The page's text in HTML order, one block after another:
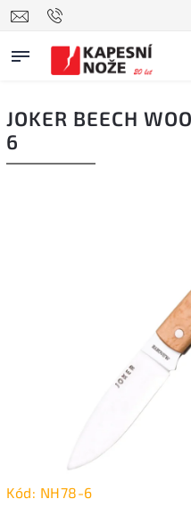
JOKER BEECH
6
Kód: NH78-6